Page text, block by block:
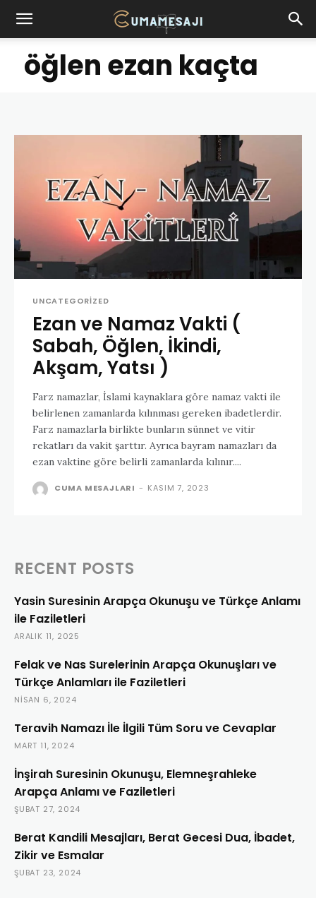
öğlen ezan kaçta
UNCATEGORIZED
Ezan ve Namaz Vakti (
Sabah, Öğlen, İkindi,
Akşam, Yatsı )
Farz namazlar, İslami kaynaklara göre namaz vakti ile
belirlenen zamanlarda kılınması gereken ibadetlerdir.
Farz namazlarla birlikte bunların sünnet ve vitir
rekatları da vakit şarttır. Ayrıca bayram namazları da
ezan vaktine göre belirli zamanlarda kılınır....
CUMA MESAJLARI - KASIM 7, 2023
RECENT POSTS
Yasin Suresinin Arapça Okunuşu ve Türkçe Anlamı
ile Faziletleri
ARALIK 11, 2025
Felak ve Nas Surelerinin Arapça Okunuşları ve
Türkçe Anlamları ile Faziletleri
NISAN 6, 2024
Teravih Namazı İle İlgili Tüm Soru ve Cevaplar
MART 11, 2024
İnşirah Suresinin Okunuşu, Elemneşrahleke
Arapça Anlamı ve Faziletleri
ŞUBAT 27, 2024
Berat Kandili Mesajları, Berat Gecesi Dua, İbadet,
Zikir ve Esmalar
ŞUBAT 23, 2024